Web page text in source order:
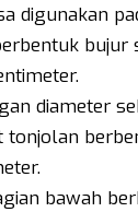
digunakan
bujur
diameter
bawah